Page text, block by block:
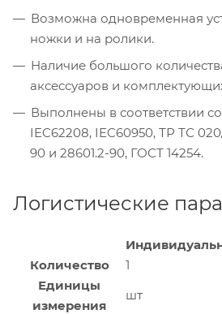
Возможна одновременная
ножки и на ролики.
Наличие большого
аксессуаров и
Выполнены в соответствии
IEC62208, IEC60950, ТР ТС
90 и 28601.2-90, ГОСТ 14254.
Логистические
Количество
1
Единицы
измерения
шт